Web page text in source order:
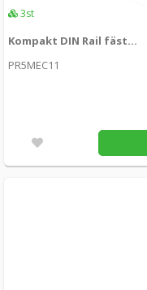
3st
Kompakt DIN Rail fäste för Teltonika
PR5MEC11